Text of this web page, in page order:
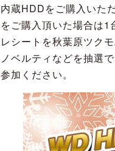
内蔵HDDをご購入いた
をご購入頂いた場合は
レシートを秋葉原ツク
ノベルティなどを抽選
参加ください。